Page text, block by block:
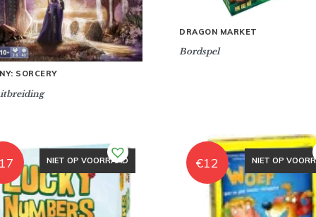
SORCERY
DRAGON MARKET
Bordspel
NIET OP VOORRAAD
17 NIET OP
€12